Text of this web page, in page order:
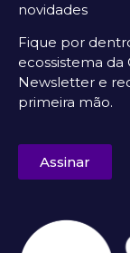
novidades
Fique por
ecossistema da
Newsletter e
primeira mão.
Assinar